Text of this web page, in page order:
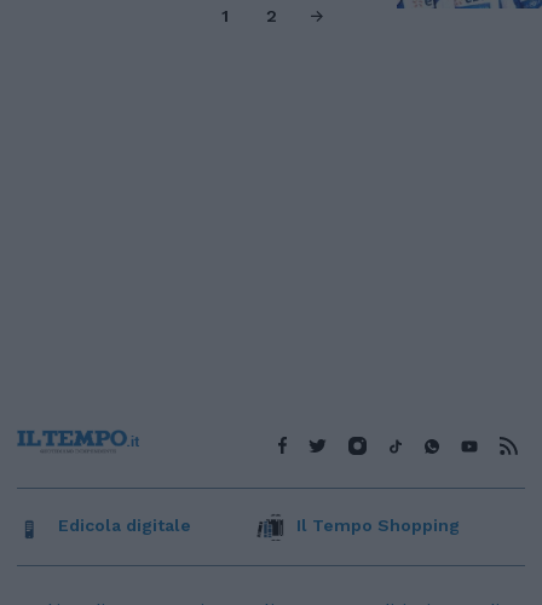
1 2
Edicola digitale Il Tempo Shopping